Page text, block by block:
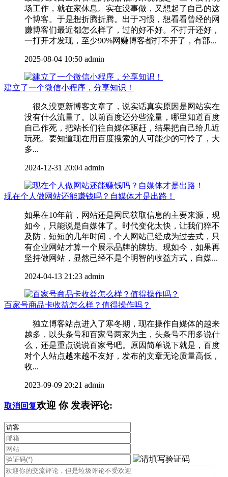
场工作，就在家休息。实在没事做，又想起了自己的这
个博客。于是想折腾折腾。出于习惯，想看看曾经的网
赚博客们最近都怎么样了，过的好不好。不打开还好，
一打开才发现，至少90%网赚博客都打不开了，有部...
2025-08-04 10:50 admin
建立了一个微信小程序，分享知识！
很久没更新博客文章了，说实话真实原因是网站实在
没有什么流量了。以前百度还分些流量，哪里知道百度
自己作死，把站长们往自媒体驱赶，结果把自己给几近
玩死。要知道现在用百度搜索的人可能少的可怜了，大
多...
2024-12-31 20:04 admin
现在个人做网站还能赚钱吗？自媒体才是出路！
如果在10年前，网站还是网民获取信息的主要来源，现
如今，只能说是自媒体了。时代变化太快，让我们猝不
及防，短短的几年时间，个人网站已经成为过去式，只
有企业网站才算一个展示品牌的牌坊。现如今，如果再
坚持做网站，显然已经不是个明智的收益方式，自媒...
2024-04-13 21:23 admin
百家号商品卡收益怎么样？值得操作吗？
独立博客站点进入了寒冬期，现在操作自媒体的越来
越多，以头条号和百家号两家为主，头条号不用多说什
么，还是重点说说百家号吧。原因简单说下就是，百度
对个人站点越来越不友好，发布的文章无论质量高低，
收...
2023-09-09 20:21 admin
取消回复欢迎 你发表评论: